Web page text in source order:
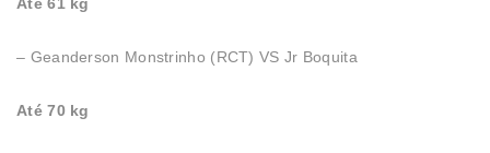
– Geanderson Monstrinho (RCT) VS Jr Boquita
Até 70 kg